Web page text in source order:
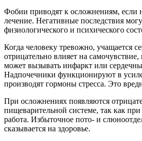
Фобии приводят к осложнениям, если
лечение. Негативные последствия
физиологического и психического
Когда человеку тревожно, учащается
отрицательно влияет на
может вызывать инфаркт или
Надпочечники функционируют в
производят гормоны стресса. Это
При осложнениях появляются
пищеварительной системе, так как при
работа. Избыточное пото- и
сказывается на здоровье.